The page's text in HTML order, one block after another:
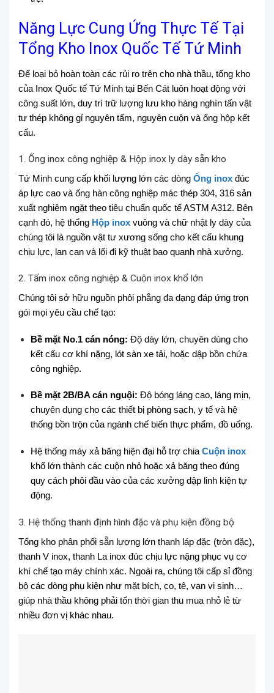
Năng Lực Cung Ứng Thực Tế Tại
Tổng Kho Inox Quốc Tế Tứ Minh
Để loại bỏ hoàn toàn các rủi ro trên cho nhà thầu, tổng kho
của Inox Quốc tế Tứ Minh tại Bến Cát luôn hoạt động với
công suất lớn, duy trì trữ lượng lưu kho hàng nghìn tấn vật
tư thép không gỉ nguyên tấm, nguyên cuộn và ống hộp kết
cấu.
1. Ống inox công nghiệp & Hộp inox ly dày sẵn kho
Tứ Minh cung cấp khối lượng lớn các dòng Ống inox đúc
áp lực cao và ống hàn công nghiệp mác thép 304, 316 sản
xuất nghiêm ngặt theo tiêu chuẩn quốc tế ASTM A312. Bên
cạnh đó, hệ thống Hộp inox vuông và chữ nhật ly dày của
chúng tôi là nguồn vật tư xương sống cho kết cấu khung
chịu lực, lan can và lối đi kỹ thuật bao quanh nhà xưởng.
2. Tấm inox công nghiệp & Cuộn inox khổ lớn
Chúng tôi sở hữu nguồn phôi phẳng đa dạng đáp ứng trọn
gói mọi yêu cầu chế tạo:
Bề mặt No.1 cán nóng: Độ dày lớn, chuyên dùng cho
kết cấu cơ khí nặng, lót sàn xe tải, hoặc dập bồn chứa
công nghiệp.
Bề mặt 2B/BA cán nguội: Độ bóng láng cao, láng mịn,
chuyên dụng cho các thiết bị phòng sạch, y tế và hệ
thống bồn trộn của ngành chế biến thực phẩm, đồ uống.
Hệ thống máy xả băng hiện đại hỗ trợ chiaCuộn inox
khổ lớn thành các cuộn nhỏ hoặc xả băng theo đúng
quy cách phôi đầu vào của các xưởng dập linh kiện tự
động.
3. Hệ thống thanh định hình đặc và phụ kiện đồng bộ
Tổng kho phân phối sẵn lượng lớn thanh láp đặc (tròn đặc),
thanh V inox, thanh La inox đúc chịu lực nặng phục vụ cơ
khí chế tạo máy chính xác. Ngoài ra, chúng tôi cấp sỉ đồng
bộ các dòng phụ kiện như mặt bích, co, tê, van vi sinh…
giúp nhà thầu không phải tốn thời gian thu mua nhỏ lẻ từ
nhiều đơn vị khác nhau.